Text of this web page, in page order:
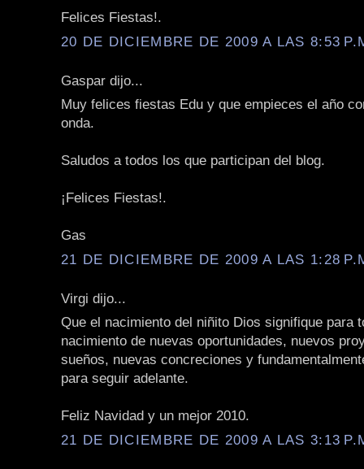
Felices Fiestas!.
20 DE DICIEMBRE DE 2009 A LAS 8:53
Gaspar dijo...
Muy felices fiestas Edu y que empieces el año
onda.
Saludos a todos los que participan del blog.
¡Felices Fiestas!.
Gas
21 DE DICIEMBRE DE 2009 A LAS 1:28
Virgi dijo...
Que el nacimiento del niñito Dios signifique para
nacimiento de nuevas oportunidades, nuevos
sueños, nuevas concreciones y
para seguir adelante.
Feliz Navidad y un mejor 2010.
21 DE DICIEMBRE DE 2009 A LAS 3:13